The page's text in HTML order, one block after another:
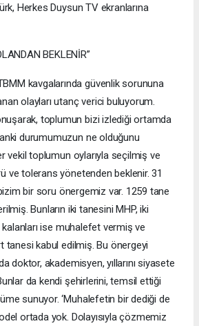
Herkes Duysun TV ekranlarına
BEKLENİR”
kavgalarında güvenlik sorununa
olayları utanç verici buluyorum.
toplumun bizi izlediği ortamda
durumumuzun ne olduğunu
vekil toplumun oylarıyla seçilmiş ve
ve tolerans yönetenden beklenir. 31
bir soru önergemiz var. 1259 tane
Bunların iki tanesini MHP, iki
ise muhalefet vermiş ve
tanesi kabul edilmiş. Bu önergeyi
doktor, akademisyen, yıllarını siyasete
da kendi şehirlerini, temsil ettiği
sunuyor. ‘Muhalefetin bir dediği de
ortada yok. Dolayısıyla çözmemiz